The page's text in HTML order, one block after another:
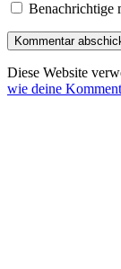
Benachrichtige
Diese Website
wie deine